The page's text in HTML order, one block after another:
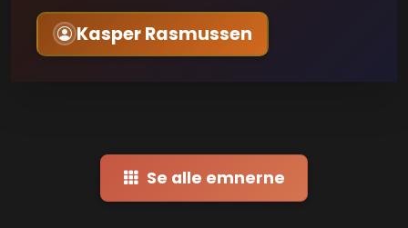
Kasper Rasmussen
Se alle emnerne